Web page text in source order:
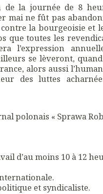
de la journée de 8
mai ne fût pas
la bourgeoisie et
que toutes les
l’expression
se lèveront, quand
alors aussi
des luttes
polonais « Sprawa
d’au moins 10 à 12
et syndicaliste.